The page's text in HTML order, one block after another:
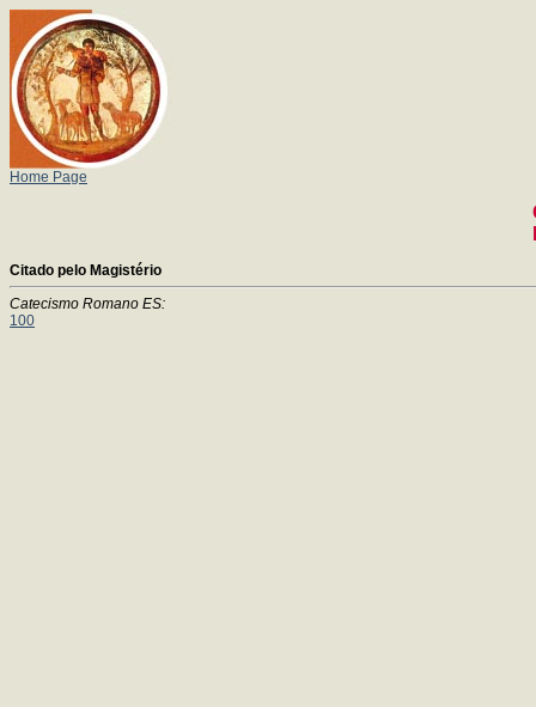
Home Page
Citado pelo Magistério
Catecismo Romano ES:
100